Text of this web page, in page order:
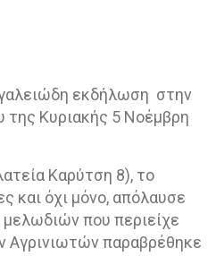
εκδήλωση στην
της Κυριακής 5 Νοέμβρη
Καρύτση 8), το
και όχι μόνο, απόλαυσε
μελωδιών που περιείχε
Αγρινιωτών παραβρέθηκε